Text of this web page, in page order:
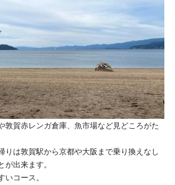
敦賀赤レンガ倉庫、魚市場など見どころがた
りは敦賀駅から京都や大阪まで乗り換えなし
出来ます。
コース。